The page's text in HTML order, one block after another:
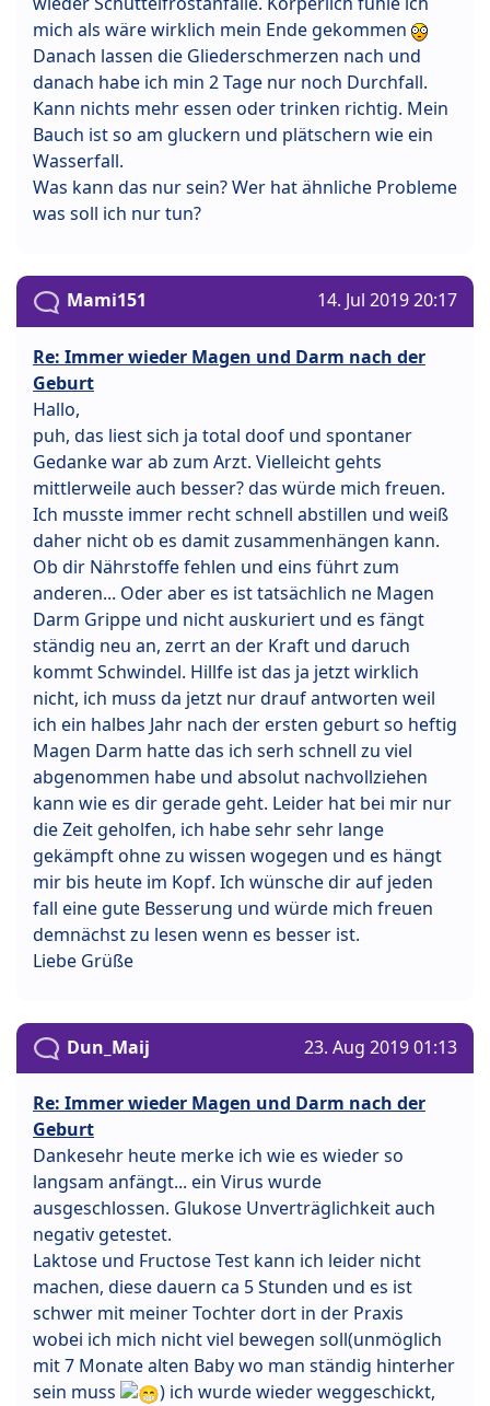
mich als wäre wirklich mein Ende gekommen
Danach lassen die Gliederschmerzen nach und
danach habe ich min 2 Tage nur noch Durchfall.
Kann nichts mehr essen oder trinken richtig. Mein
Bauch ist so am gluckern und plätschern wie ein
Wasserfall.
Was kann das nur sein? Wer hat ähnliche Probleme
was soll ich nur tun?
Mami151 14. Jul 2019 20:17
Re: Immer wieder Magen und Darm nach der
Geburt
Hallo,
puh, das liest sich ja total doof und spontaner
Gedanke war ab zum Arzt. Vielleicht gehts
mittlerweile auch besser? das würde mich freuen.
Ich musste immer recht schnell abstillen und weiß
daher nicht ob es damit zusammenhängen kann.
Ob dir Nährstoffe fehlen und eins führt zum
anderen... Oder aber es ist tatsächlich ne Magen
Darm Grippe und nicht auskuriert und es fängt
ständig neu an, zerrt an der Kraft und daruch
kommt Schwindel. Hillfe ist das ja jetzt wirklich
nicht, ich muss da jetzt nur drauf antworten weil
ich ein halbes Jahr nach der ersten geburt so heftig
Magen Darm hatte das ich serh schnell zu viel
abgenommen habe und absolut nachvollziehen
kann wie es dir gerade geht. Leider hat bei mir nur
die Zeit geholfen, ich habe sehr sehr lange
gekämpft ohne zu wissen wogegen und es hängt
mir bis heute im Kopf. Ich wünsche dir auf jeden
fall eine gute Besserung und würde mich freuen
demnächst zu lesen wenn es besser ist.
Liebe Grüße
Dun_Maij 23. Aug 2019 01:13
Re: Immer wieder Magen und Darm nach der
Geburt
Dankesehr heute merke ich wie es wieder so
langsam anfängt... ein Virus wurde
ausgeschlossen. Glukose Unverträglichkeit auch
negativ getestet.
Laktose und Fructose Test kann ich leider nicht
machen, diese dauern ca 5 Stunden und es ist
schwer mit meiner Tochter dort in der Praxis
wobei ich mich nicht viel bewegen soll(unmöglich
mit 7 Monate alten Baby wo man ständig hinterher
sein muss
) ich wurde wieder weggeschickt,